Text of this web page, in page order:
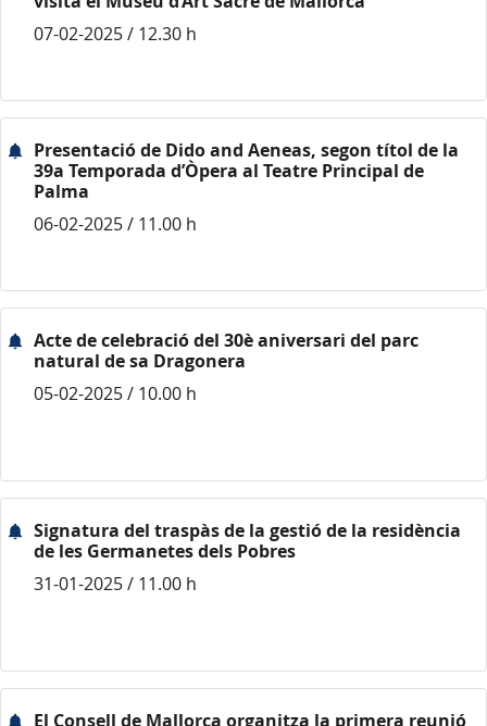
07-02-2025 / 12.30 h
Presentació de Dido and Aeneas, segon títol de la
39a Temporada d’Òpera al Teatre Principal de
Palma
06-02-2025 / 11.00 h
Acte de celebració del 30è aniversari del parc
natural de sa Dragonera
05-02-2025 / 10.00 h
Signatura del traspàs de la gestió de la residència
de les Germanetes dels Pobres
31-01-2025 / 11.00 h
El Consell de Mallorca organitza la primera reunió